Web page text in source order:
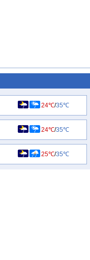
24℃/35℃
24℃/35℃
25℃/35℃